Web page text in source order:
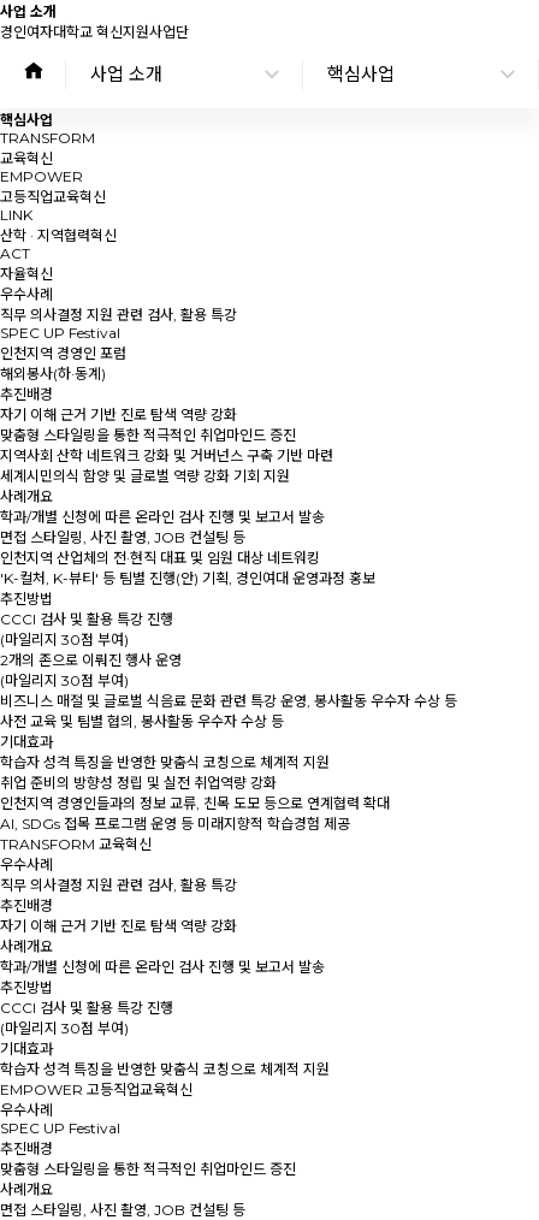
사업 소개
경인여자대학교 혁신지원사업단
사업 소개 핵심사업
핵심사업
TRANSFORM
교육혁신
EMPOWER
고등직업교육혁신
LINK
산학 · 지역협력혁신
ACT
자율혁신
우수사례
직무 의사결정 지원 관련 검사, 활용 특강
SPEC UP Festival
인천지역 경영인 포럼
해외봉사(하·동계)
추진배경
자기 이해 근거 기반 진로 탐색 역량 강화
맞춤형 스타일링을 통한 적극적인 취업마인드 증진
지역사회 산학 네트워크 강화 및 거버넌스 구축 기반 마련
세계시민의식 함양 및 글로벌 역량 강화 기회 지원
사례개요
학과/개별 신청에 따른 온라인 검사 진행 및 보고서 발송
면접 스타일링, 사진 촬영, JOB 컨설팅 등
인천지역 산업체의 전·현직 대표 및 임원 대상 네트워킹
'K-컬처, K-뷰티' 등 팀별 진행(안) 기획, 경인여대 운영과정 홍보
추진방법
CCCI 검사 및 활용 특강 진행
(마일리지 30점 부여)
2개의 존으로 이뤄진 행사 운영
(마일리지 30점 부여)
비즈니스 매절 및 글로벌 식음료 문화 관련 특강 운영, 봉사활동 우수자 수상 등
사전 교육 및 팀별 협의, 봉사활동 우수자 수상 등
기대효과
학습자 성격 특징을 반영한 맞춤식 코칭으로 체계적 지원
취업 준비의 방향성 정립 및 실전 취업역량 강화
인천지역 경영인들과의 정보 교류, 친목 도모 등으로 연계협력 확대
AI, SDGs 접목 프로그램 운영 등 미래지향적 학습경험 제공
TRANSFORM 교육혁신
우수사례
직무 의사결정 지원 관련 검사, 활용 특강
추진배경
자기 이해 근거 기반 진로 탐색 역량 강화
사례개요
학과/개별 신청에 따른 온라인 검사 진행 및 보고서 발송
추진방법
CCCI 검사 및 활용 특강 진행
(마일리지 30점 부여)
기대효과
학습자 성격 특징을 반영한 맞춤식 코칭으로 체계적 지원
EMPOWER 고등직업교육혁신
우수사례
SPEC UP Festival
추진배경
맞춤형 스타일링을 통한 적극적인 취업마인드 증진
사례개요
면접 스타일링, 사진 촬영, JOB 컨설팅 등